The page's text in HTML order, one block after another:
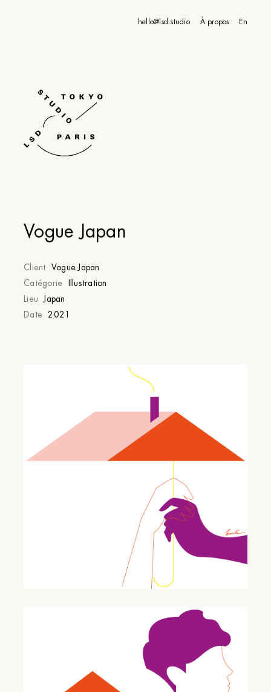
hello@lsd.studio À propos En
Vogue Japan
Client
Vogue Japan
Catégorie
Illustration
Lieu
Japan
Date
2021